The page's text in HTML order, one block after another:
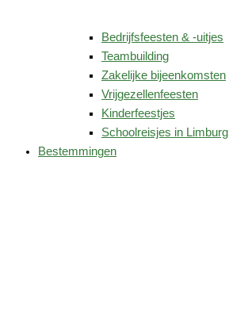
Bedrijfsfeesten & -uitjes
Teambuilding
Zakelijke bijeenkomsten
Vrijgezellenfeesten
Kinderfeestjes
Schoolreisjes in Limburg
Bestemmingen